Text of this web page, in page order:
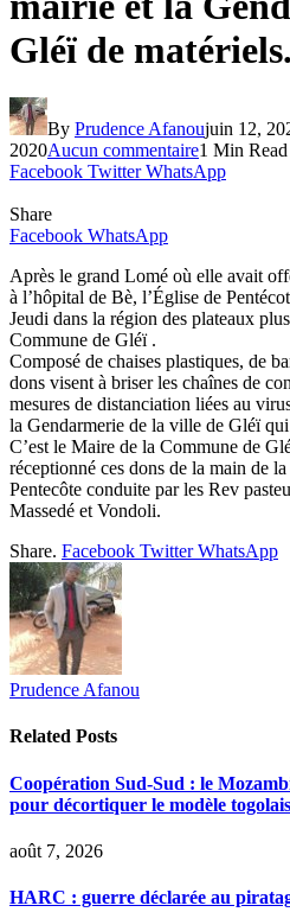
Gléï de matériels.
By Prudence Afanoujuin 12,
2020Aucun commentaire1 Min Read
Facebook Twitter WhatsApp
Share
Facebook WhatsApp
Après le grand Lomé où elle avait
à l’hôpital de Bè, l’Église de
Jeudi dans la région des plateaux
Commune de Gléï .
Composé de chaises plastiques, de
dons visent à briser les chaînes de
mesures de distanciation liées au
la Gendarmerie de la ville de Gléï
C’est le Maire de la Commune de
réceptionné ces dons de la main de
Pentecôte conduite par les Rev
Massedé et Vondoli.
Share. Facebook Twitter WhatsApp
Prudence Afanou
Related Posts
Coopération Sud-Sud : le
pour décortiquer le modèle togolais
août 7, 2026
HARC : guerre déclarée au